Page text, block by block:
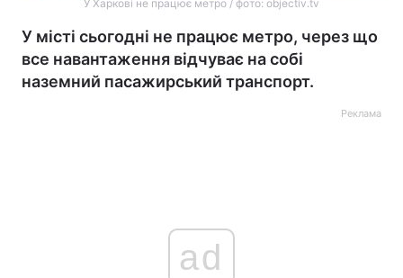
У Харкові не працює метро / фото: objectiv.tv
У місті сьогодні не працює метро, через що
все навантаження відчуває на собі
наземний пасажирський транспорт.
Реклама
ad